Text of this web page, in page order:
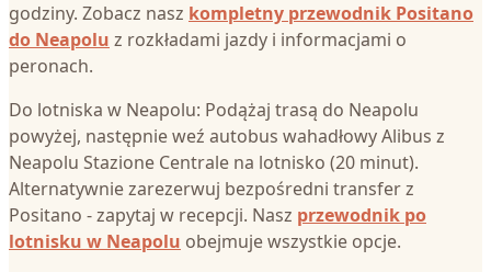
godziny. Zobacz nasz kompletny przewodnik Positano
do Neapolu z rozkładami jazdy i informacjami o
peronach.
Do lotniska w Neapolu: Podążaj trasą do Neapolu
powyżej, następnie weź autobus wahadłowy Alibus z
Neapolu Stazione Centrale na lotnisko (20 minut).
Alternatywnie zarezerwuj bezpośredni transfer z
Positano - zapytaj w recepcji. Nasz przewodnik po
lotnisku w Neapolu obejmuje wszystkie opcje.